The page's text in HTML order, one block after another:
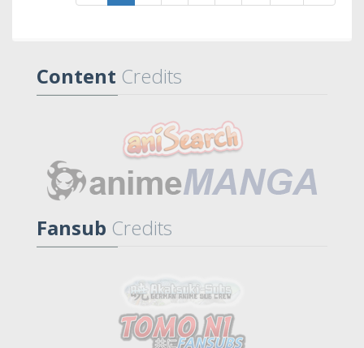
Content Credits
Fansub Credits